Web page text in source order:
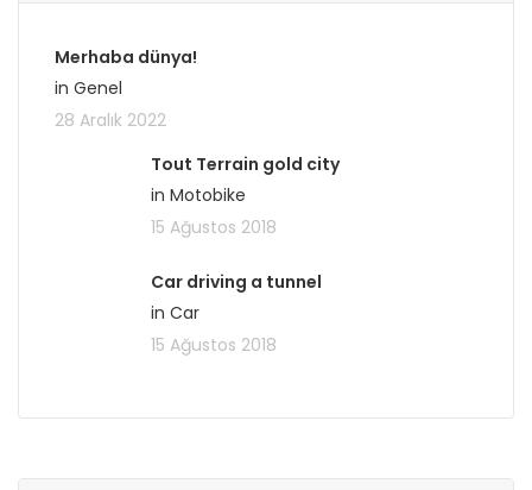
Merhaba dünya!
in Genel
28 Aralık 2022
Tout Terrain gold city
in Motobike
15 Ağustos 2018
Car driving a tunnel
in Car
15 Ağustos 2018